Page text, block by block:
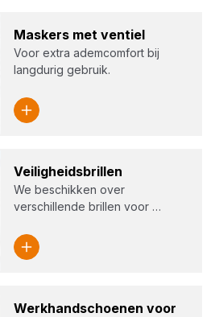
Mas­kers met ven­tiel
Voor extra ademcomfort bij
langdurig gebruik.
Vei­lig­heids­bril­len
We beschikken over
verschillende brillen voor …
Werk­hand­schoe­nen voor